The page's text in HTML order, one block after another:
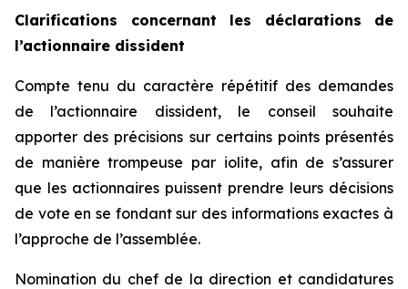
Clarifications concernant les déclarations de
l’actionnaire dissident
Compte tenu du caractère répétitif des demandes
de l’actionnaire dissident, le conseil souhaite
apporter des précisions sur certains points présentés
de manière trompeuse par iolite, afin de s’assurer
que les actionnaires puissent prendre leurs décisions
de vote en se fondant sur des informations exactes à
l’approche de l’assemblée.
Nomination du chef de la direction et candidatures